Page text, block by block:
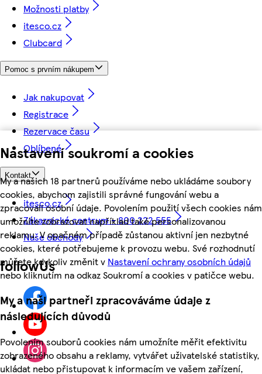
Nastavení soukromí a cookies
My a našich 18 partnerů používáme nebo ukládáme soubory
cookies, abychom zajistili správné fungování webu a
zpracovali osobní údaje. Povolením použití všech cookies nám
umožníte zobrazovat například také personalizovanou
reklamu. V opačném případě zůstanou aktivní jen nezbytné
cookies, které potřebujeme k provozu webu. Své rozhodnutí
můžete kdykoliv změnit v Nastavení ochrany osobních údajů
nebo kliknutím na odkaz Soukromí a cookies v patičce webu.
My a naši partneři zpracováváme údaje z
následujících důvodů
Povolením souborů cookies nám umožníte měřit efektivitu
zobrazeného obsahu a reklamy, vytvářet uživatelské statistiky,
ukládat nebo přistupovat k informacím ve vašem zařízení,
Možnosti platby
itesco.cz
Clubcard
Pomoc s prvním nákupem
Jak nakupovat
Registrace
Rezervace času
Oblíbené
Kontakt
itesco.cz
Zákaznické centrum - 800 222 555
Naše obchody
followUs